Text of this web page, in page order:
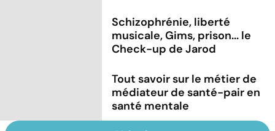
Schizophrénie, liberté
musicale, Gims, prison... le
Check-up de Jarod
Tout savoir sur le métier de
médiateur de santé-pair en
santé mentale